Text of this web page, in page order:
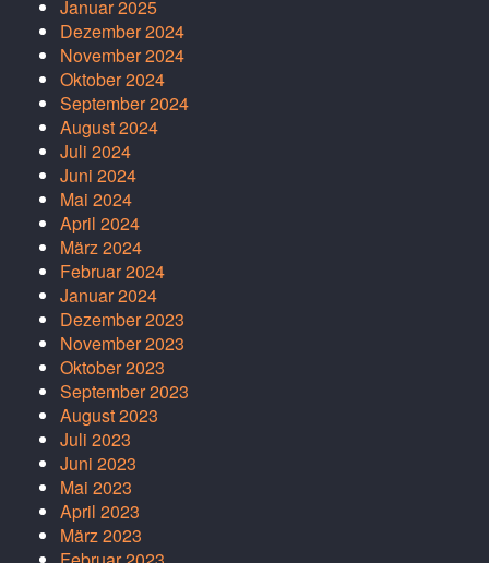
Januar 2025
Dezember 2024
November 2024
Oktober 2024
September 2024
August 2024
Juli 2024
Juni 2024
Mai 2024
April 2024
März 2024
Februar 2024
Januar 2024
Dezember 2023
November 2023
Oktober 2023
September 2023
August 2023
Juli 2023
Juni 2023
Mai 2023
April 2023
März 2023